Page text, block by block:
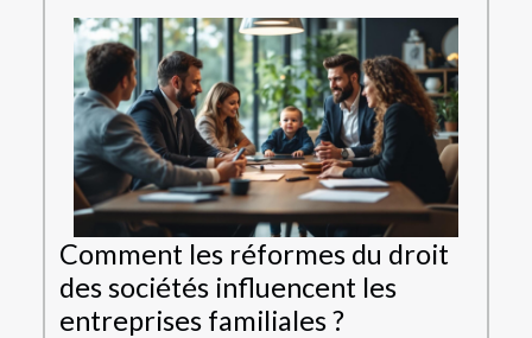
Comment les réformes du droit
des sociétés influencent les
entreprises familiales ?